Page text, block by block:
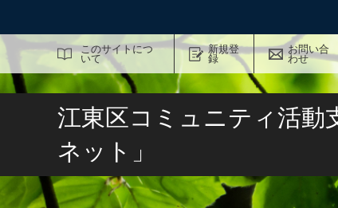
このサイトにつ
いて
新規登
録
お問い合
わせ
サイト内検索
江東区コミュニティ活動
ネット」